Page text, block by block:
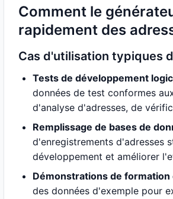
Comment le
rapidement des
Cas d'utilisation typiques
Tests de développement
données de test conformes
d'analyse d'adresses, de
Remplissage de bases de
d'enregistrements d'adresses
développement et améliorer
Démonstrations de formation
des données d'exemple pour